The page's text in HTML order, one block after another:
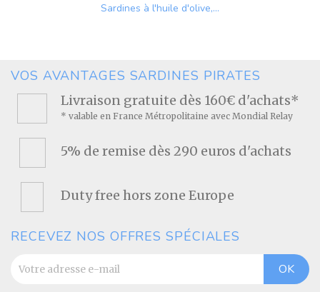
Sardines à l'huile d'olive,...
VOS AVANTAGES SARDINES PIRATES
Livraison gratuite dès 160€ d'achats*
* valable en France Métropolitaine avec Mondial Relay
5% de remise dès 290 euros d'achats
Duty free hors zone Europe
RECEVEZ NOS OFFRES SPÉCIALES